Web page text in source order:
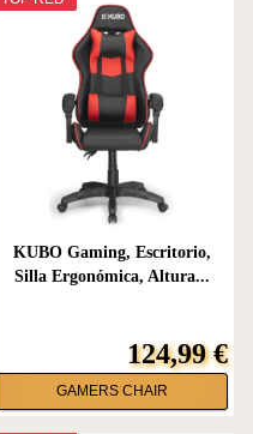
KUBO Gaming, Escritorio,
Silla Ergonómica, Altura...
124,99 €
GAMERS CHAIR